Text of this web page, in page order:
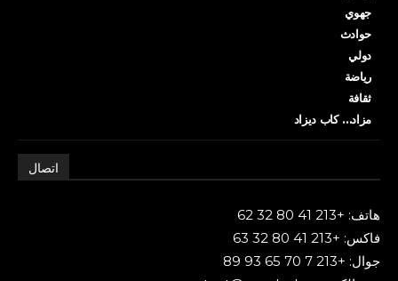
جهوي
حوادث
دولي
رياضة
ثقافة
مزاد… كاب ديزاد
اتصال
هاتف: +213 41 80 32 62
فاكس: +213 41 80 32 63
جوال: +213 7 70 65 93 89